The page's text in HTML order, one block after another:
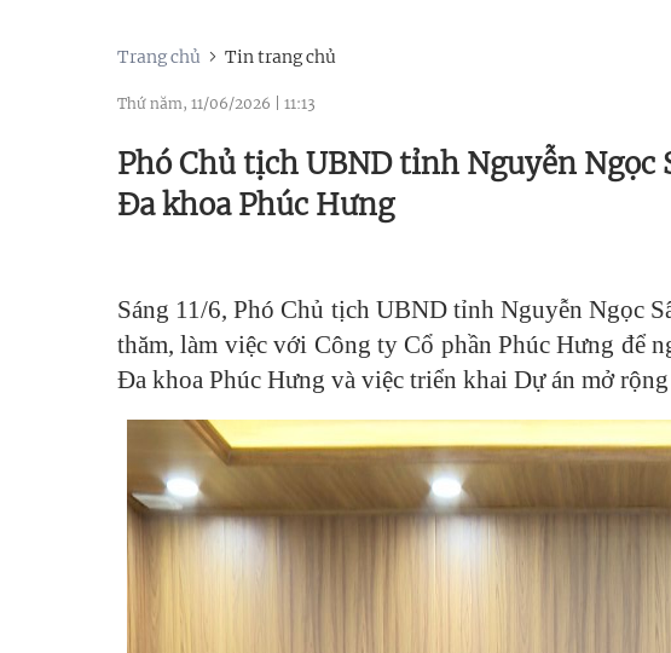
Trang chủ Tin trang chủ
Thứ năm, 11/06/2026 11:13
Phó Chủ tịch UBND tỉnh Nguyễn
Đa khoa Phúc Hưng
Sáng 11/6, Phó Chủ tịch UBND tỉnh Nguyễn Ngọc
thăm, làm việc với Công ty Cổ phần Phúc Hưng để
Đa khoa Phúc Hưng và việc triển khai Dự án mở